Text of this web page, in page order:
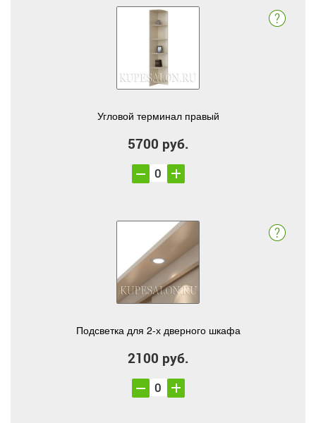
Угловой терминал правый
5700 руб.
Подсветка для 2-х дверного шкафа
2100 руб.